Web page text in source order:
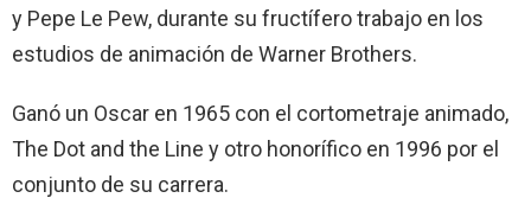
y Pepe Le Pew, durante su fructífero trabajo en los
estudios de animación de Warner Brothers.
Ganó un Oscar en 1965 con el cortometraje animado,
The Dot and the Line y otro honorífico en 1996 por el
conjunto de su carrera.